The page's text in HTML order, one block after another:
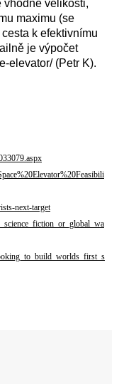
vhodné velikosti,
maximu (se
k efektivnímu
je výpočet
elevator/ (Petr K).
next-target